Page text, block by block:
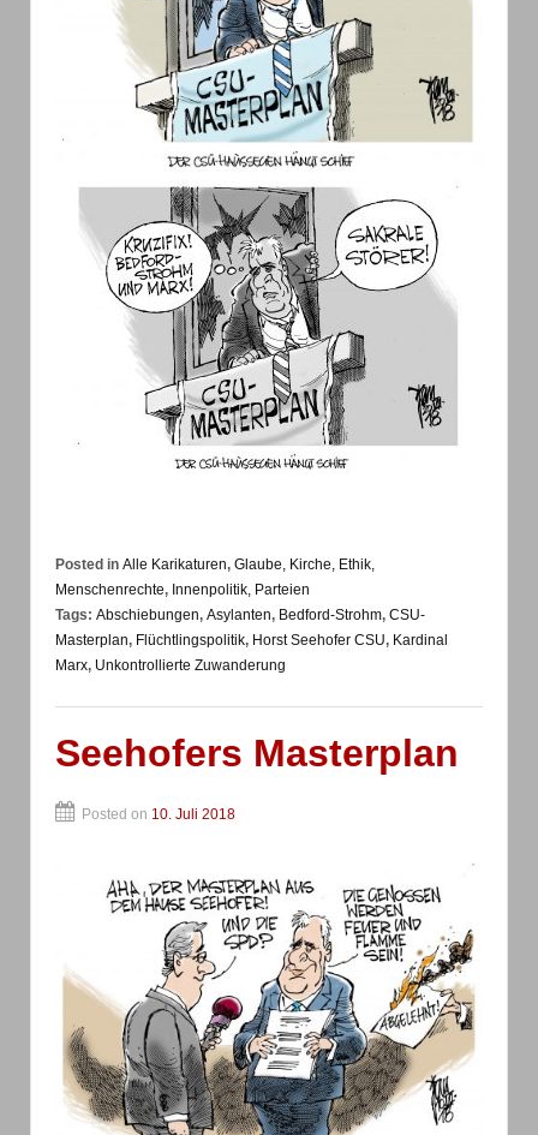
Posted in Alle Karikaturen, Glaube, Kirche, Ethik,
Menschenrechte, Innenpolitik, Parteien
Tags: Abschiebungen, Asylanten, Bedford-Strohm, CSU-
Masterplan, Flüchtlingspolitik, Horst Seehofer CSU, Kardinal
Marx, Unkontrollierte Zuwanderung
Seehofers Masterplan
Posted on 10. Juli 2018